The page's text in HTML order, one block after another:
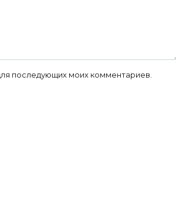
последующих моих комментариев.